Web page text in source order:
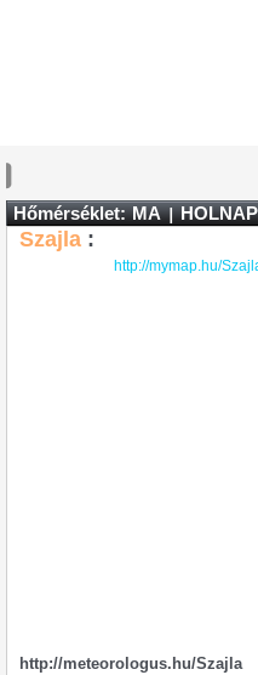
Hőmérséklet: MA HOLNAP
Szajla :
http://mymap.hu/
http://meteorologus.hu/Szajla